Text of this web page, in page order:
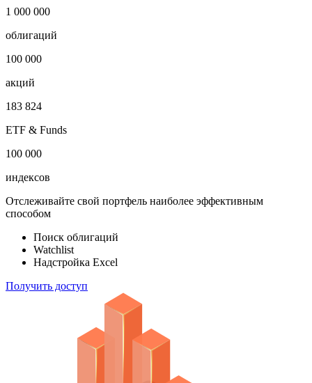
***
***
Откройте глобальную базу данных
1 000 000
облигаций
100 000
акций
183 824
ETF & Funds
100 000
Отслеживайте свой портфель наиболее эффективным
способом
Поиск облигаций
Надстройка Excel
Получить доступ